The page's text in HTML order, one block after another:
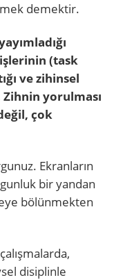
demektir.
(task
ve zihinsel
yorulması
çok
Ekranların
bir yandan
bölünmekten
disiplinle